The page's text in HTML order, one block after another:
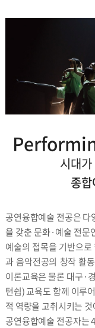
시대
종
공연융합예술 전공은
을 갖춘 문화·예술 전문
예술의 접목을 기반으
과 음악전공의 창작 활
이론교육은 물론 대구·
턴쉽) 교육도 함께 이루
적 역량을 고취시키는
공연융합예술 전공자는